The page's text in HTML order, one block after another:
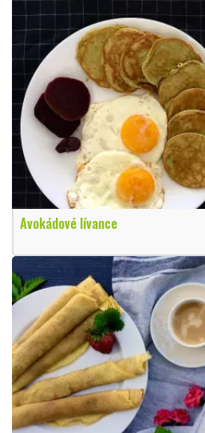
Avokádové lívance